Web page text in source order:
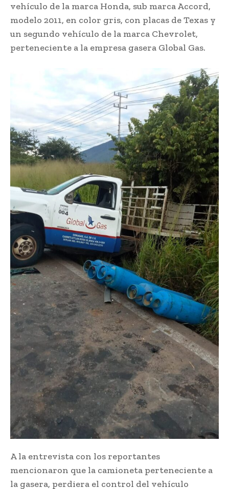
vehículo de la marca Honda, sub marca Accord,
modelo 2011, en color gris, con placas de Texas y
un segundo vehículo de la marca Chevrolet,
perteneciente a la empresa gasera Global Gas.
A la entrevista con los reportantes
mencionaron que la camioneta perteneciente a
la gasera, perdiera el control del vehículo